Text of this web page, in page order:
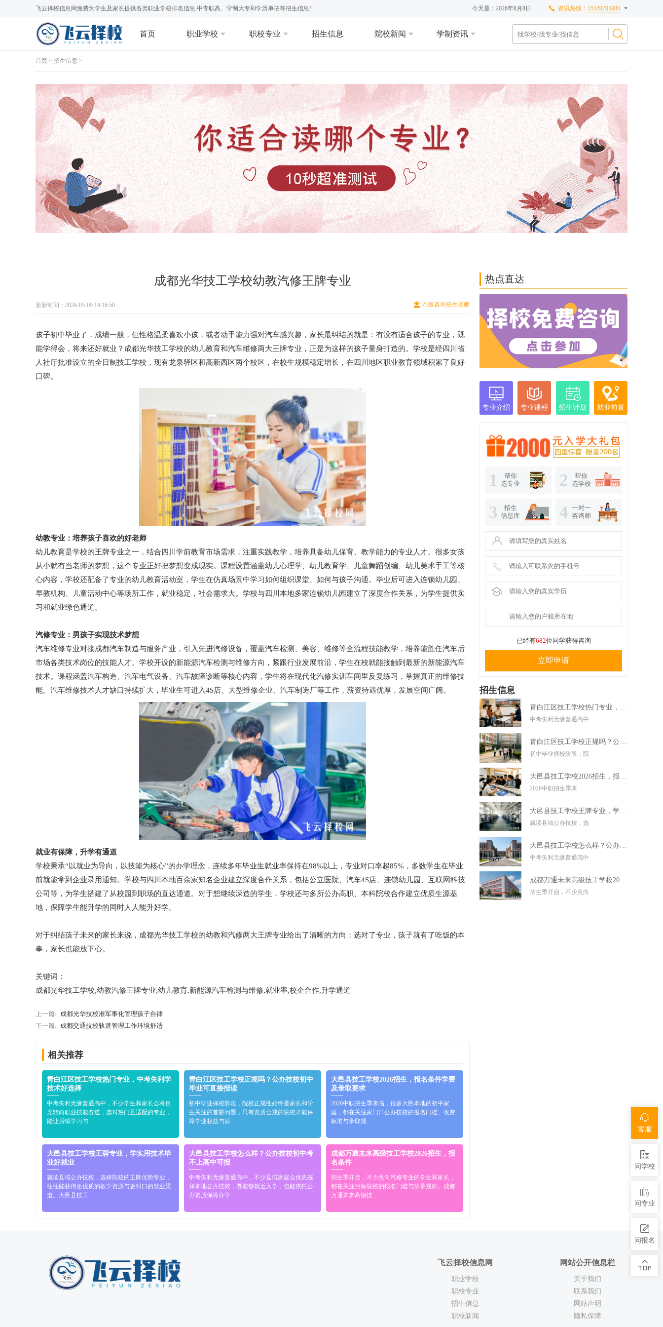
飞云择校信息网免费为学生及家长提供各类职业学校排名信息,中专职高、学制大专和学历单招等招生信息! 今天是： 2026年8月8日 资讯热线： 15520705880
首页 职业学校 职校专业 招生信息 院校新闻 学制资讯
首页 > 招生信息 >
热点直达
专业介绍 专业课程 招生计划 就业前景
1
帮你
选专业
2
帮你
选学校
3
招生
信息库
4 一对一
咨询师
已经有682位同学获得咨询
立即申请
招生信息
中考失利无缘普通高中
初中毕业择校阶段，院
2026中职招生季来
就读县域公办技校，选
中考失利无缘普通高中
招生季开启，不少意向
成都光华技工学校幼教汽修王牌专业
更新时间：2026-05-09 14:16:50 在线咨询招生老师
孩子初中毕业了，成绩一般，但性格温柔喜欢小孩，或者动手能力强对汽车感兴趣，家长最纠结的就是：有没有适合孩子的专业，既
能学得会，将来还好就业？成都光华技工学校的幼儿教育和汽车维修两大王牌专业，正是为这样的孩子量身打造的。学校是经四川省
人社厅批准设立的全日制技工学校，现有龙泉驿区和高新西区两个校区，在校生规模稳定增长，在四川地区职业教育领域积累了良好
口碑。
幼教专业：培养孩子喜欢的好老师
幼儿教育是学校的王牌专业之一，结合四川学前教育市场需求，注重实践教学，培养具备幼儿保育、教学能力的专业人才。很多女孩
从小就有当老师的梦想，这个专业正好把梦想变成现实。课程设置涵盖幼儿心理学、幼儿教育学、儿童舞蹈创编、幼儿美术手工等核
心内容，学校还配备了专业的幼儿教育活动室，学生在仿真场景中学习如何组织课堂、如何与孩子沟通。毕业后可进入连锁幼儿园、
早教机构、儿童活动中心等场所工作，就业稳定，社会需求大。学校与四川本地多家连锁幼儿园建立了深度合作关系，为学生提供实
习和就业绿色通道。
汽修专业：男孩子实现技术梦想
汽车维修专业对接成都汽车制造与服务产业，引入先进汽修设备，覆盖汽车检测、美容、维修等全流程技能教学，培养能胜任汽车后
市场各类技术岗位的技能人才。学校开设的新能源汽车检测与维修方向，紧跟行业发展前沿，学生在校就能接触到最新的新能源汽车
技术。课程涵盖汽车构造、汽车电气设备、汽车故障诊断等核心内容，学生将在现代化汽修实训车间里反复练习，掌握真正的维修技
能。汽车维修技术人才缺口持续扩大，毕业生可进入4S店、大型维修企业、汽车制造厂等工作，薪资待遇优厚，发展空间广阔。
就业有保障，升学有通道
学校秉承“以就业为导向，以技能为核心”的办学理念，连续多年毕业生就业率保持在98%以上，专业对口率超85%，多数学生在毕业
前就能拿到企业录用通知。学校与四川本地百余家知名企业建立深度合作关系，包括公立医院、汽车4S店、连锁幼儿园、互联网科技
公司等，为学生搭建了从校园到职场的直达通道。对于想继续深造的学生，学校还与多所公办高职、本科院校合作建立优质生源基
地，保障学生能升学的同时人人能升好学。
对于纠结孩子未来的家长来说，成都光华技工学校的幼教和汽修两大王牌专业给出了清晰的方向：选对了专业，孩子就有了吃饭的本
事，家长也能放下心。
关键词：
成都光华技工学校,幼教汽修王牌专业,幼儿教育,新能源汽车检测与维修,就业率,校企合作,升学通道
上一篇: 成都光华技校准军事化管理孩子自律
下一篇: 成都交通技校轨道管理工作环境舒适
相关推荐
青白江区技工学校热门专业，中考失利学
技术好选择
中考失利无缘普通高中，不少学生和家长会将目
光转向职业技能赛道，选对热门且适配的专业，
能让后续学习与
青白江区技工学校正规吗？公办技校初中
毕业可直接报读
初中毕业择校阶段，院校正规性始终是家长和学
生关注的首要问题，只有资质合规的院校才能保
障学业权益与后
大邑县技工学校2026招生，报名条件学费
及录取要求
2026中职招生季来临，很多大邑本地的初中家
庭，都在关注家门口公办技校的报名门槛、收费
标准与录取规
大邑县技工学校王牌专业，学实用技术毕
业好就业
就读县域公办技校，选择院校的王牌优势专业，
往往能获得更优质的教学资源与更对口的就业渠
道。大邑县技工
大邑县技工学校怎么样？公办技校初中考
不上高中可报
中考失利无缘普通高中，不少县域家庭会优先选
择本地公办技校，既能够就近入学，也能依托公
办资质保障办学
成都万通未来高级技工学校2026招生，报
名条件
招生季开启，不少意向汽修专业的学生和家长，
都在关注目标院校的报名门槛与招录规则。成都
万通未来高级技
飞云择校信息网
职业学校
职校专业
招生信息
职校新闻
网站公开信息栏
关于我们
联系我们
网站声明
隐私保障
客服
问学校
问专业
问报名